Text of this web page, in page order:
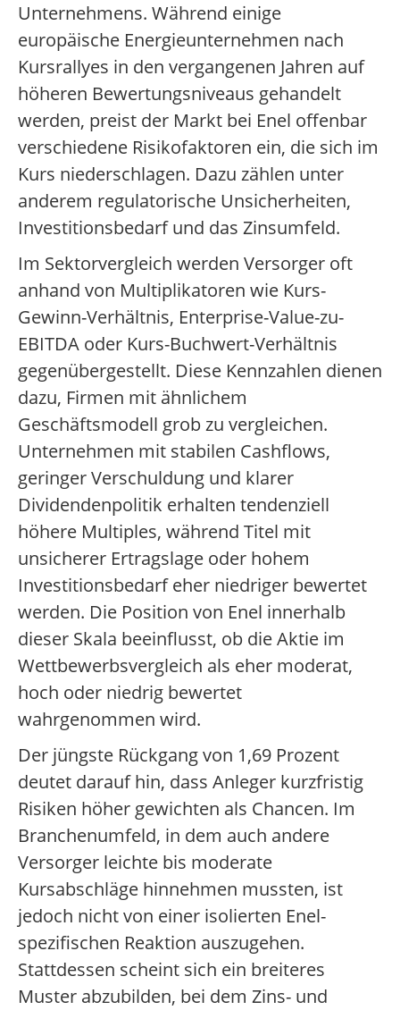
Unternehmens. Während einige
europäische Energieunternehmen nach
Kursrallyes in den vergangenen Jahren auf
höheren Bewertungsniveaus gehandelt
werden, preist der Markt bei Enel offenbar
verschiedene Risikofaktoren ein, die sich im
Kurs niederschlagen. Dazu zählen unter
anderem regulatorische Unsicherheiten,
Investitionsbedarf und das Zinsumfeld.
Im Sektorvergleich werden Versorger oft
anhand von Multiplikatoren wie Kurs-
Gewinn-Verhältnis, Enterprise-Value-zu-
EBITDA oder Kurs-Buchwert-Verhältnis
gegenübergestellt. Diese Kennzahlen dienen
dazu, Firmen mit ähnlichem
Geschäftsmodell grob zu vergleichen.
Unternehmen mit stabilen Cashflows,
geringer Verschuldung und klarer
Dividendenpolitik erhalten tendenziell
höhere Multiples, während Titel mit
unsicherer Ertragslage oder hohem
Investitionsbedarf eher niedriger bewertet
werden. Die Position von Enel innerhalb
dieser Skala beeinflusst, ob die Aktie im
Wettbewerbsvergleich als eher moderat,
hoch oder niedrig bewertet
wahrgenommen wird.
Der jüngste Rückgang von 1,69 Prozent
deutet darauf hin, dass Anleger kurzfristig
Risiken höher gewichten als Chancen. Im
Branchenumfeld, in dem auch andere
Versorger leichte bis moderate
Kursabschläge hinnehmen mussten, ist
jedoch nicht von einer isolierten Enel-
spezifischen Reaktion auszugehen.
Stattdessen scheint sich ein breiteres
Muster abzubilden, bei dem Zins- und